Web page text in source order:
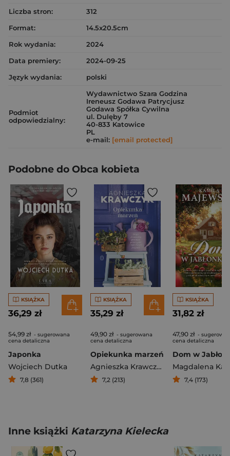
Liczba stron:
312
Format:
14.5x20.5cm
Rok wydania:
2024
Data premiery:
2024-09-25
Język wydania:
polski
Podmiot
odpowiedzialny:
Wydawnictwo Szara Godzina
Ireneusz Godawa Patrycjusz
Godawa Spółka Cywilna
ul. Dulęby 7
40-833 Katowice
PL
e-mail: [email protected]
Podobne do Obca kobieta
KSIĄŻKA
36,29 zł
54,99 zł - sugerowana
cena detaliczna
Japonka
Wojciech Dutka
7,8 (361)
KSIĄŻKA
35,29 zł
49,90 zł - sugerowana
cena detaliczna
Opiekunka marzeń
Agnieszka Krawczyk
7,2 (213)
KSIĄŻKA
31,82 zł
47,90 zł -
cena detaliczna
Dom w
Magdalena
7,4 (173)
Inne książki Katarzyna Kielecka